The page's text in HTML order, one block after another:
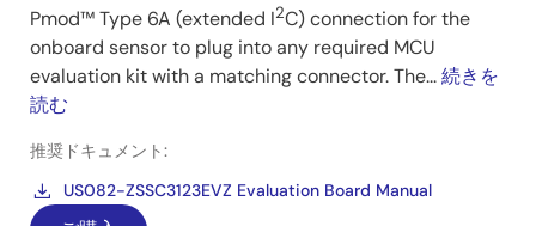
Pmod™ Type 6A (extended I2C) connection for the
onboard sensor to plug into any required MCU
evaluation kit with a matching connector. The...続きを
読む
推奨ドキュメント:
US082-ZSSC3123EVZ Evaluation Board Manual